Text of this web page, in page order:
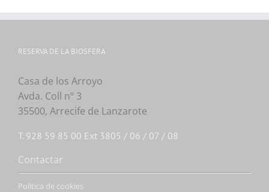
RESERVA DE LA BIOSFERA
Casa de los Arroyo
Avda. Coll nº 3
35500, Arrecife de Lanzarote
T. 928 59 85 00 Ext 3805 / 06 / 07 / 08
Contactar
Politica de cookies